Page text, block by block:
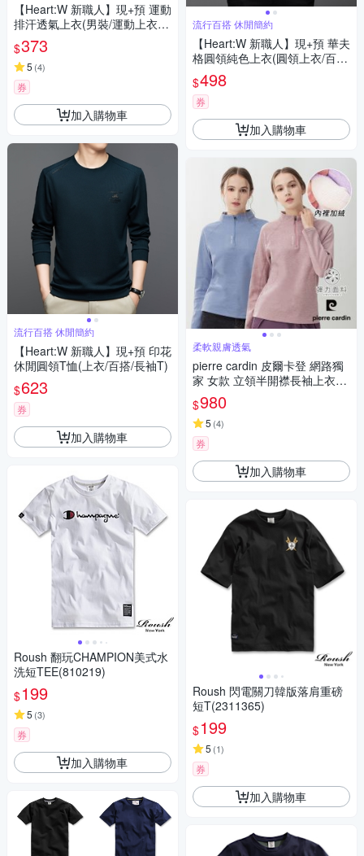
【Heart:W 新職人】現+預 運動
排汗透氣上衣(男裝/運動上衣/
排汗衫/百搭/T恤)
$373
5 (4)
券
加入購物車
流行百搭 休閒簡約
【Heart:W 新職人】現+預 印花
休閒圓領T恤(上衣/百搭/長袖T)
$623
券
加入購物車
Roush 翻玩CHAMPION美式水
洗短TEE(810219)
$199
5 (3)
券
加入購物車
流行百搭 休閒簡約
【Heart:W 新職人】現+預 華夫
格圓領純色上衣(圓領上衣/百
搭/長袖T)
$498
券
加入購物車
柔軟親膚透氣
pierre cardin 皮爾卡登 網路獨
家 女款 立領半開襟長袖上衣
(多色任選)
$980
5 (4)
券
加入購物車
Roush 閃電關刀韓版落肩重磅
短T(2311365)
$199
5 (1)
券
加入購物車